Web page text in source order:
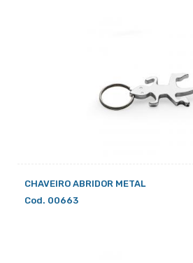
CHAVEIRO ABRIDOR METAL
Cod. 00663